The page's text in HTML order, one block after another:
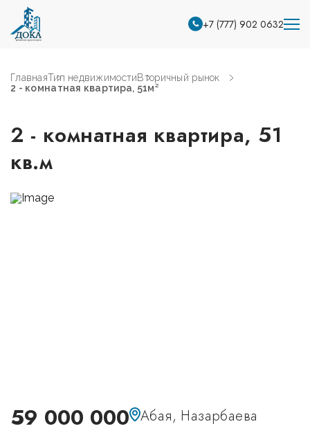
+7 (777) 902 0632
ГлавнаяТип недвижимостиВторичный рынок
2 - комнатная квартира, 51м²
2 - комнатная квартира, 51
кв.м
59 000 000 Абая, Назарбаева